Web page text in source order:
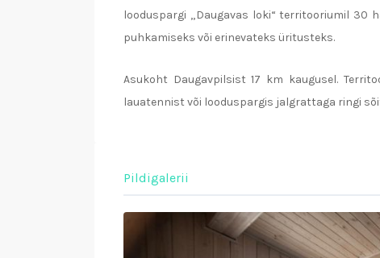
looduspargi „Daugavas loki“ territooriumil 30
puhkamiseks või erinevateks üritusteks.
Asukoht Daugavpilsist 17 km kaugusel.
lauatennist või looduspargis jalgrattaga ringi
Pildigalerii